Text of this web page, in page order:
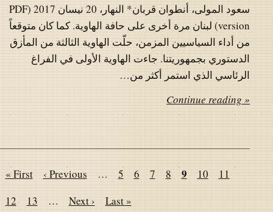
سعود المولى، أنطوان قربان* النهار، 20 نيسان 2017 (PDF
version) لبنان مرة أخرى على حافة الهاوية. كما كان متوقعاً
من أداء السياسيين المزمن، حلّت الهاوية الثالثة من المأزق
الدستوري بجمهوريتنا. جاءت الهاوية الأولى في الفراغ
الرئاسي الذي استمر أكثر من…
Continue reading »
Pagination
First
« First
Previous
‹ Previous … Page
5 Page
6 Page
7 Page
8 Page
9 Page
10 Page
11
Page
12 Page
13 …
Next
Next ›
Last
Last »